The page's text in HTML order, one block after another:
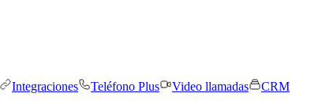
Integraciones Teléfono Plus Video llamadas
CRM